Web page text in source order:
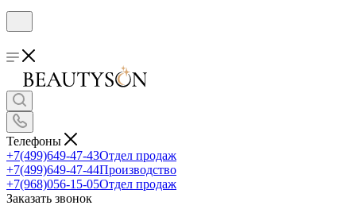
Телефоны
+7(499)649-47-43Отдел продаж
+7(499)649-47-44Производство
+7(968)056-15-05Отдел продаж
Заказать звонок